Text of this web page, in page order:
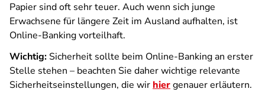
Papier sind oft sehr teuer. Auch wenn sich junge
Erwachsene für längere Zeit im Ausland aufhalten, ist
Online-Banking vorteilhaft.
Wichtig: Sicherheit sollte beim Online-Banking an erster
Stelle stehen – beachten Sie daher wichtige relevante
Sicherheitseinstellungen, die wir hiergenauer erläutern.